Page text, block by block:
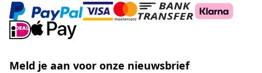
Meld je aan voor onze nieuwsbrief